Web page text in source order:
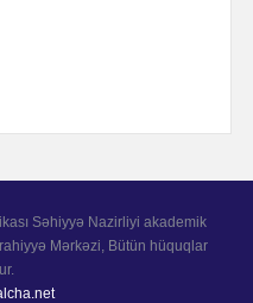
Səhiyyə Nazirliyi akademik
Mərkəzi, Bütün hüquqlar